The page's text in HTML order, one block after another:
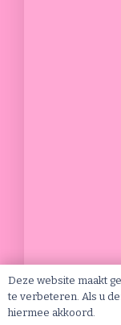
Deze website maakt
te verbeteren. Als u
hiermee akkoord.